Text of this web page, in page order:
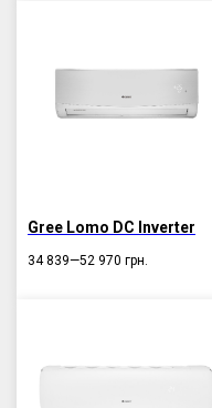
Gree Lomo DC Inverter
34 839—52 970 грн.